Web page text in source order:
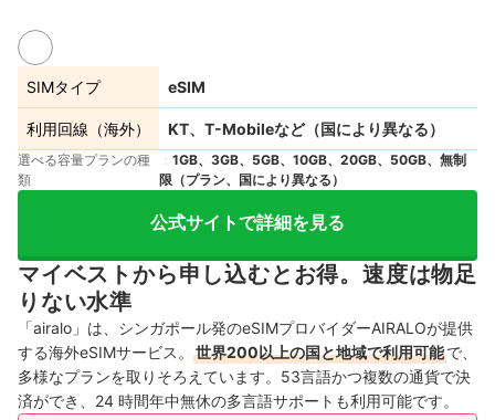
SIMタイプ eSIM
利用回線（海外） KT、T-Mobileなど（国により異なる）
選べる容量プランの種
類
1GB、3GB、5GB、10GB、20GB、50GB、無制
限（プラン、国により異なる）
公式サイトで詳細を見る
マイベストから申し込むとお得。速度は物足
りない水準
「airalo」は、シンガポール発のeSIMプロバイダーAIRALOが提供
する海外eSIMサービス。
世界200以上の国と地域で利用可能で、
多様なプランを取りそろえています。53言語かつ複数の通貨で決
済ができ、24 時間年中無休の多言語サポートも利用可能です。